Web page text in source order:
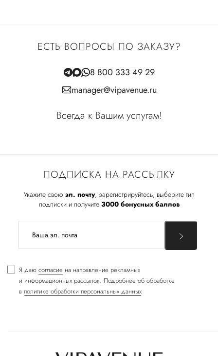
ПОДПИСКА НА РАССЫЛКУ
Укажите свою эл. почту, зарегистрируйтесь, выберите тип
подписки и получите 3000 бонусных баллов
Я даю согласие на направление рекламных
и информационных рассылок. Подробнее об обработке
в политике обработки персональных данных
ЕСТЬ ВОПРОСЫ ПО ЗАКАЗУ?
8 800 333 49 29
manager@vipavenue.ru
Всегда к Вашим услугам!